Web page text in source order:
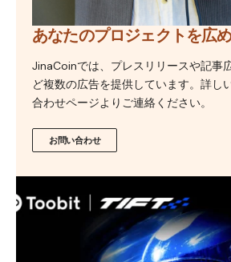
あなたのプロジェクトを広
JinaCoinでは、プレスリリースや記事
ど複数の広告を提供しています。詳し
合わせページよりご連絡ください。
お問い合わせ